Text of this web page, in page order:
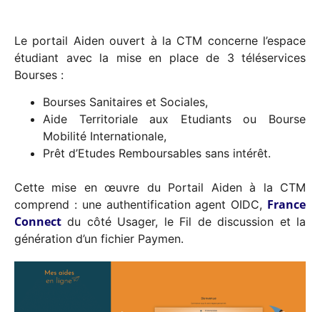
Le portail Aiden ouvert à la CTM concerne l’espace
étudiant avec la mise en place de 3 téléservices
Bourses :
Bourses Sanitaires et Sociales,
Aide Territoriale aux Etudiants ou Bourse
Mobilité Internationale,
Prêt d’Etudes Remboursables sans intérêt.
Cette mise en œuvre du Portail Aiden à la CTM
comprend : une authentification agent OIDC, France
Connect du côté Usager, le Fil de discussion et la
génération d’un fichier Paymen.